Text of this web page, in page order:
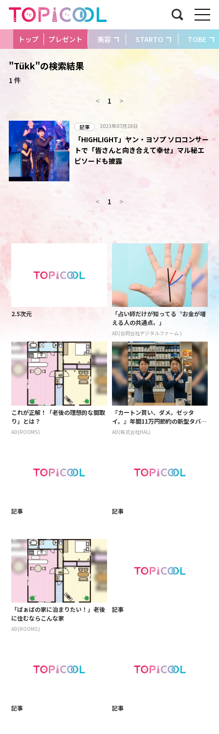
トップ プレゼント 美容 STARTO TOBE
"Tükk"の検索結果
1 件
< 1 >
記事 2023年07月28日
「HIGHLIGHT」ヤン・ヨソプ ソロコンサー
トで「皆さんと向き合えて幸せ」マル秘エ
ピソードも披露
< 1 >
2.5次元
「占い師だけが知ってる〝お金が増
える人の共通点〟」
AD(合同会社デジタルファーム )
これが正解！「老後の理想的な間取
り」とは？
AD(ROOMS)
『カートン買い、ダメ。ゼッタ
イ。』年間11万円節約の新型タバコ
が爆売れ
AD(株式会社HAL)
記事 記事
「ばぁばの家に泊まりたい！」老後
に住むならこんな家
AD(ROOMS)
記事
記事 記事